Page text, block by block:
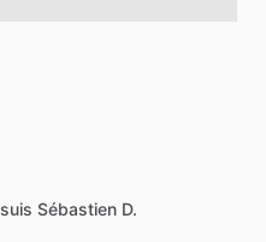
Sébastien D.